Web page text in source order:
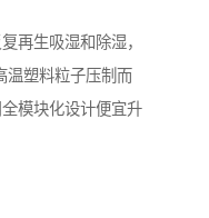
再生吸湿和除湿，
温塑料粒子压制而
模块化设计便宜升